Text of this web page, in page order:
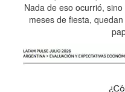
Nada de eso ocurrió,
meses de fiesta,